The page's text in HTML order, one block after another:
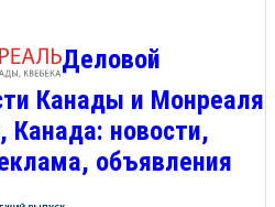
Деловой
Канады и Монреаля
Канада: новости,
объявления